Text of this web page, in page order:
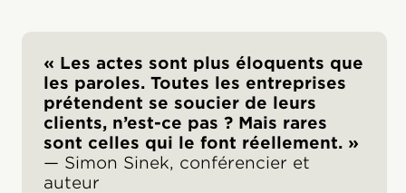
« Les actes sont plus éloquents que
les paroles. Toutes les entreprises
prétendent se soucier de leurs
clients, n’est-ce pas ? Mais rares
sont celles qui le font réellement. »
— Simon Sinek, conférencier et
auteur